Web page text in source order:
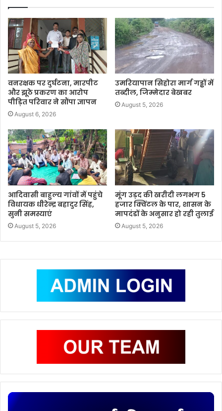
वनरक्षक पर दुर्घटना, मारपीट
और झूठे प्रकरण का आरोप
पीड़ित परिवार ने सौंपा ज्ञापन
August 6, 2026
उमरियापान सिहोरा मार्ग गड्ढों में
तब्दील, जिम्मेदार बेखबर
August 5, 2026
आदिवासी बाहुल्य गांवों में पहुंचे
विधायक धीरेन्द्र बहादुर सिंह,
सुनी समस्याएं
August 5, 2026
मूंग उड़द की खरीदी लगभग 5
हजार क्विंटल के पार, शासन के
मापदंडों के अनुसार हो रही तुलाई
August 5, 2026